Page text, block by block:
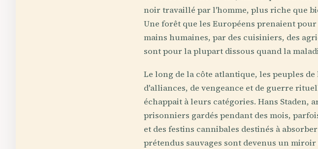
noir travaillé par l'homme, plus riche que
Une forêt que les Européens prenaient
mains humaines, par des cuisiniers, des
sont pour la plupart dissous quand la
Le long de la côte atlantique, les peuples
d'alliances, de vengeance et de guerre
échappait à leurs catégories. Hans Staden,
prisonniers gardés pendant des mois,
et des festins cannibales destinés à
prétendus sauvages sont devenus un